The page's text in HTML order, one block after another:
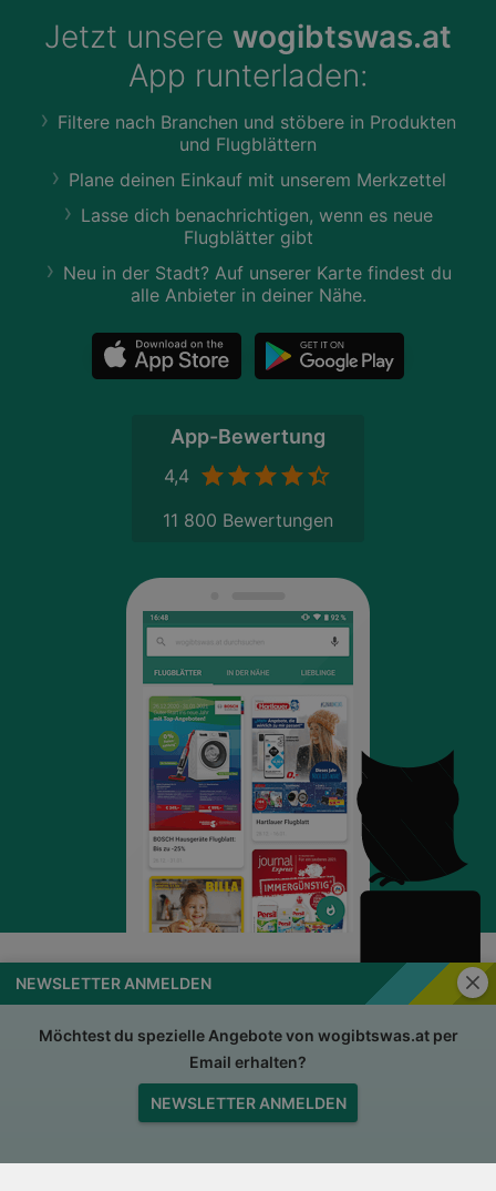
NEWSLETTER ANMELDEN
Möchtest du spezielle Angebote von wogibtswas.at per
Email erhalten?
NEWSLETTER ANMELDEN
Jetzt unsere wogibtswas.at
App runterladen:
Filtere nach Branchen und stöbere in Produkten
und Flugblättern
Plane deinen Einkauf mit unserem Merkzettel
Lasse dich benachrichtigen, wenn es neue
Flugblätter gibt
Neu in der Stadt? Auf unserer Karte findest du
alle Anbieter in deiner Nähe.
App-Bewertung
4,4
11 800 Bewertungen
wogibtswas.at Impressum
Nutzungsbedingungen AGB
Datenschutzerklärung
Jobs